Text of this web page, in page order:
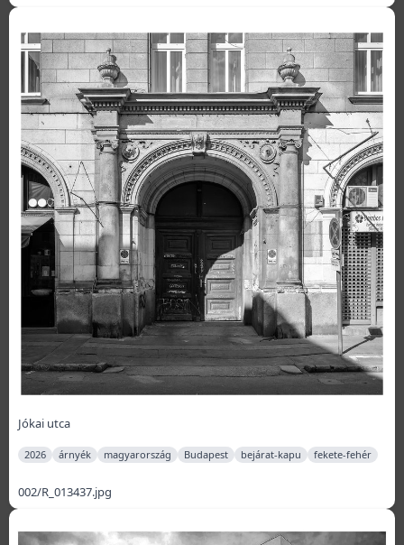
Jókai utca
2026 árnyék magyarország Budapest bejárat-kapu fekete-fehér
002/R_013437.jpg